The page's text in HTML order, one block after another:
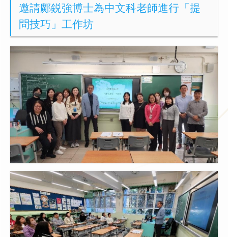
邀請鄺鋭強博士為中文科老師進行「提
問技巧」工作坊